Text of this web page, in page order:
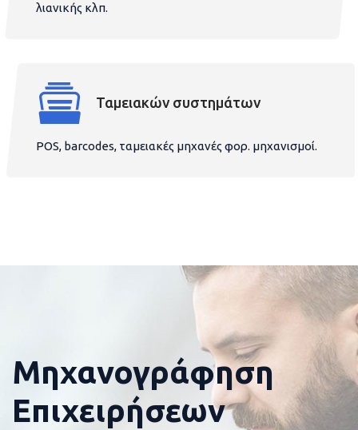
λιανικής κλπ.
Ταμειακών συστημάτων
POS, barcodes, ταμειακές μηχανές φορ. μηχανισμοί.
Μηχανογράφηση
Επιχειρήσεων